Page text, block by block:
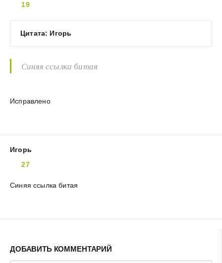
19
Цитата: Игорь
Синяя ссылка битая
Исправлено
Игорь
27
Синяя ссылка битая
ДОБАВИТЬ КОММЕНТАРИЙ